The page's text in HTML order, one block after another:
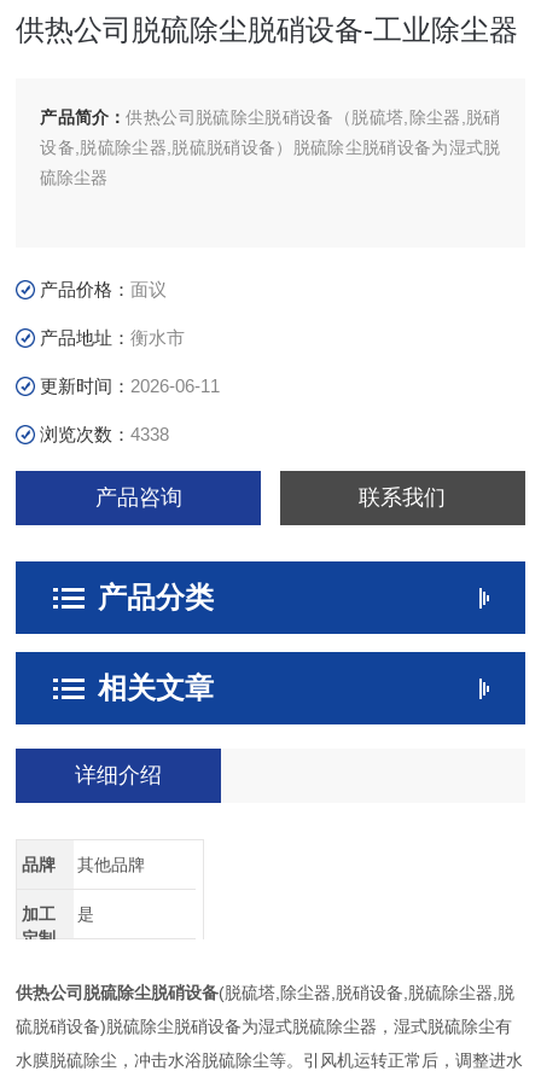
供热公司脱硫除尘脱硝设备-工业除尘器
产品简介：供热公司脱硫除尘脱硝设备（脱硫塔,除尘器,脱硝
设备,脱硫除尘器,脱硫脱硝设备）脱硫除尘脱硝设备为湿式脱
硫除尘器
产品价格：面议
产品地址：衡水市
更新时间： 2026-06-11
浏览次数：4338
产品咨询 联系我们
产品分类
相关文章
详细介绍
品牌 其他品牌
加工
定制
是
供热公司脱硫除尘脱硝设备(脱硫塔,除尘器,脱硝设备,脱硫除尘器,脱
硫脱硝设备)脱硫除尘脱硝设备为湿式脱硫除尘器，湿式脱硫除尘有
水膜脱硫除尘，冲击水浴脱硫除尘等。引风机运转正常后，调整进水